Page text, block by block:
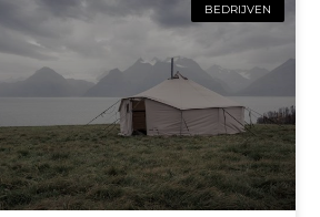
BEDRIJVEN